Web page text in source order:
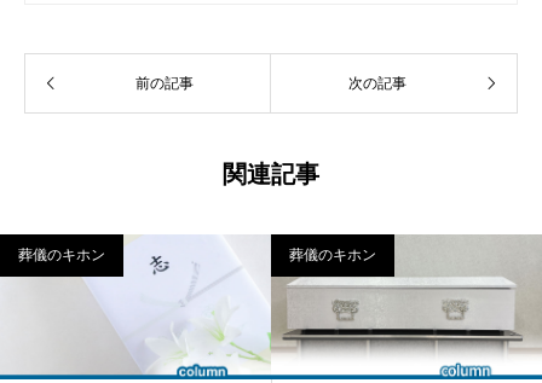
前の記事 次の記事
関連記事
葬儀のキホン 葬儀のキホン